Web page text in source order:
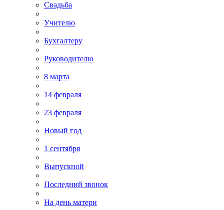
Свадьба
Учителю
Бухгалтеру
Руководителю
8 марта
14 февраля
23 февраля
Новый год
1 сентября
Выпускной
Последний звонок
На день матери